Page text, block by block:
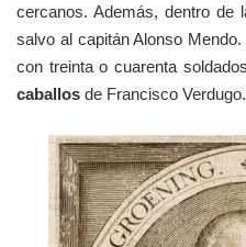
cercanos. Además, dentro de
salvo al capitán Alonso
con treinta o cuarenta
caballos de Francisco Verdugo.